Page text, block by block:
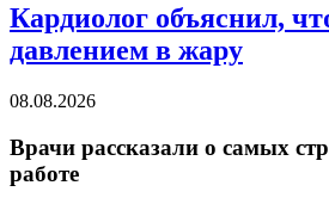
Кардиолог объяснил,
давлением в жару
08.08.2026
Врачи рассказали о самых
работе